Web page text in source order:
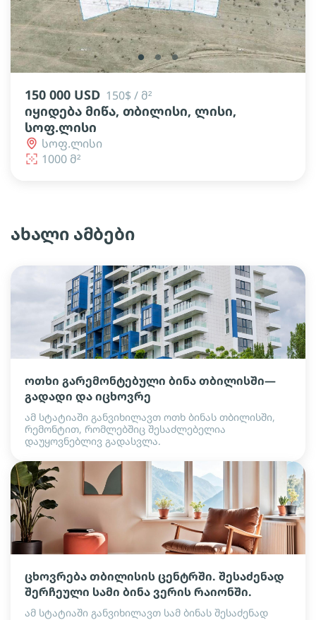
lens lens lens
150 000 USD 150$ / მ²
იყიდება მიწა, თბილისი, ლისი,
სოფ.ლისი
სოფ.ლისი
1000 მ²
ახალი ამბები
ოთხი გარემონტებული ბინა თბილისში—
გადადი და იცხოვრე
ამ სტატიაში განვიხილავთ ოთხ ბინას თბილისში,
რემონტით, რომლებშიც შესაძლებელია
დაუყოვნებლივ გადასვლა.
ცხოვრება თბილისის ცენტრში. შესაძენად
შერჩეული სამი ბინა ვერის რაიონში.
ამ სტატიაში განვიხილავთ სამ ბინას შესაძენად